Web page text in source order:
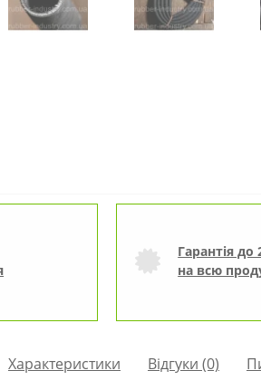
Гарантія до
на всю
Характеристики Відгуки (0)